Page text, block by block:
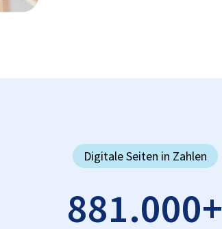
Digitale Seiten in Zahlen
881.000+